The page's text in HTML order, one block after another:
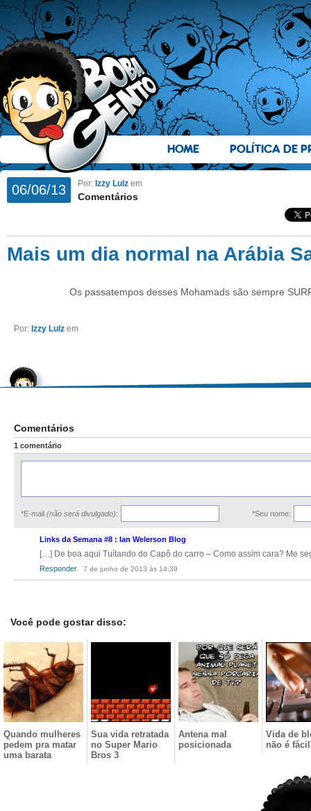
HOME POLÍTICA DE
06/06/13 Por: Izzy Lulz em
Comentários
Mais um dia normal na Arábia
Os passatempos desses Mohamads são sempre
Por: Izzy Lulz em
Comentários
1 comentário
*E-mail (não será divulgado): *Seu nome:
Links da Semana #8 : Ian Welerson Blog
7 de junho de 2013 às 14:39
[…] De boa aqui Tuítando do Capô do carro – Como assim cara? Me
Responder
Você pode gostar disso:
Quando mulheres
pedem pra matar
uma barata
Sua vida retratada
no Super Mario
Bros 3
Antena mal
posicionada
Vida de
não é fácil